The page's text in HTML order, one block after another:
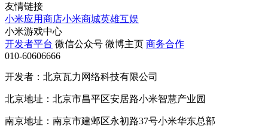
友情链接
小米应用商店小米商城英雄互娱
小米游戏中心
开发者平台 微信公众号 微博主页 商务合作
010-60606666
开发者：北京瓦力网络科技有限公司
北京地址：北京市昌平区安居路小米智慧产业园
南京地址：南京市建邺区永初路37号小米华东总部